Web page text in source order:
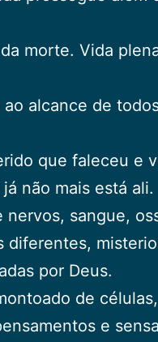
morte. Vida
alcance de
que faleceu e
não mais está ali.
sangue,
diferentes,
por Deus.
de
e